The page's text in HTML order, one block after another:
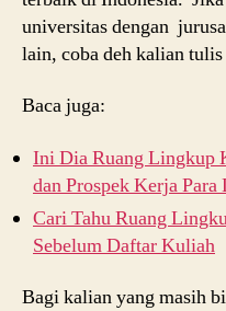
universitas dengan
lain, coba deh kalian
Baca juga:
Ini Dia Ruang Lingkup
dan Prospek Kerja Para
Cari Tahu Ruang
Sebelum Daftar Kuliah
Bagi kalian yang masih